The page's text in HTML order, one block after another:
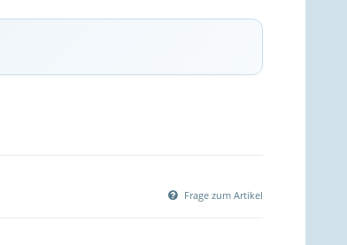
Frage zum Artikel